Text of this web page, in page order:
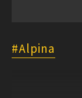
Alpina